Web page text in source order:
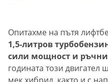
Опитахме на пътя
1,5-литров
сили мощност и ръчни
годината този двигател